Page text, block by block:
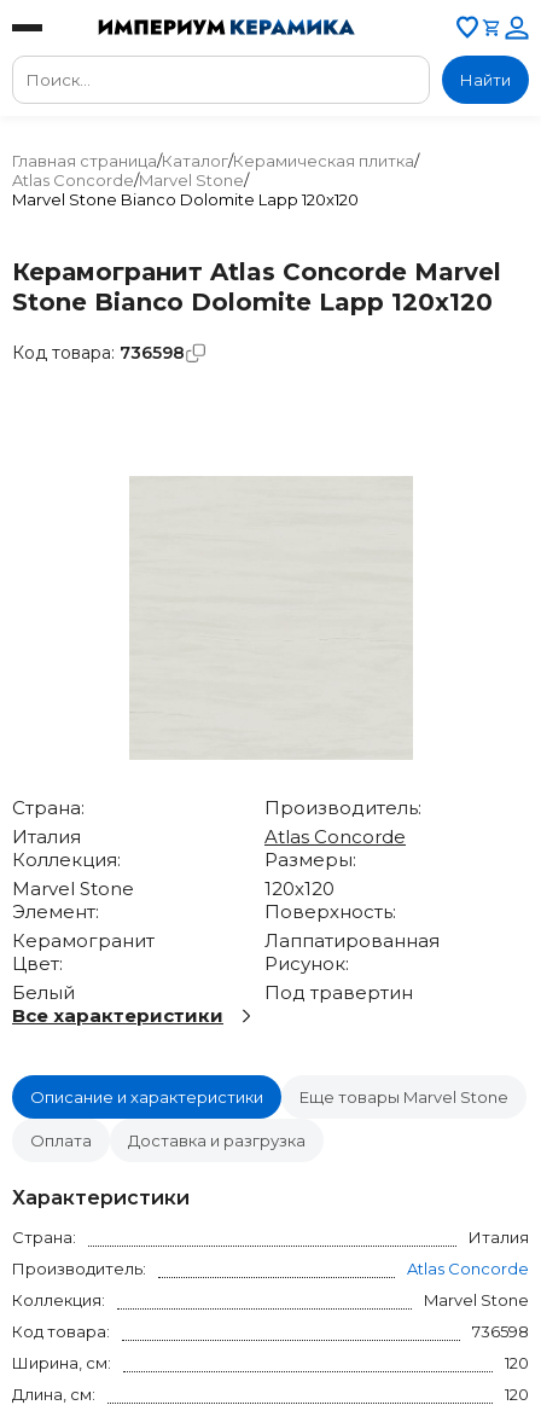
Найти
Главная страница/Каталог/Керамическая плитка/
Atlas Concorde/Marvel Stone/
Marvel Stone Bianco Dolomite Lapp 120x120
Керамогранит Atlas Concorde Marvel
Stone Bianco Dolomite Lapp 120x120
Страна:
Италия
Производитель:
Atlas Concorde
Коллекция:
Marvel Stone
Размеры:
120x120
Элемент:
Керамогранит
Поверхность:
Лаппатированная
Цвет:
Белый
Рисунок:
Под травертин
Все характеристики
Описание и характеристики Еще товары Marvel Stone
Оплата Доставка и разгрузка
Характеристики
Страна:
Италия
Производитель:
Atlas Concorde
Коллекция:
Marvel Stone
Код товара:
736598
Ширина, см:
120
Длина, см:
120
Код товара: 736598